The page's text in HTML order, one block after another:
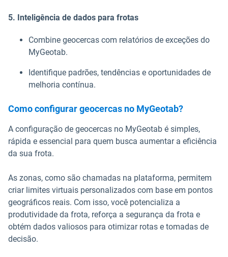
5. Inteligência de dados para frotas
Combine geocercas com relatórios de exceções do
MyGeotab.
Identifique padrões, tendências e oportunidades de
melhoria contínua.
Como configurar geocercas no MyGeotab?
A configuração de geocercas no MyGeotab é simples,
rápida e essencial para quem busca aumentar a eficiência
da sua frota.
As zonas, como são chamadas na plataforma, permitem
criar limites virtuais personalizados com base em pontos
geográficos reais. Com isso, você potencializa a
produtividade da frota, reforça a segurança da frota e
obtém dados valiosos para otimizar rotas e tomadas de
decisão.